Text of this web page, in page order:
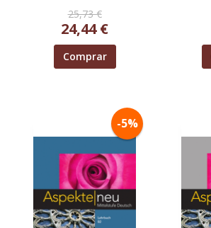
25,73 €
24,44 €
Comprar
-5%